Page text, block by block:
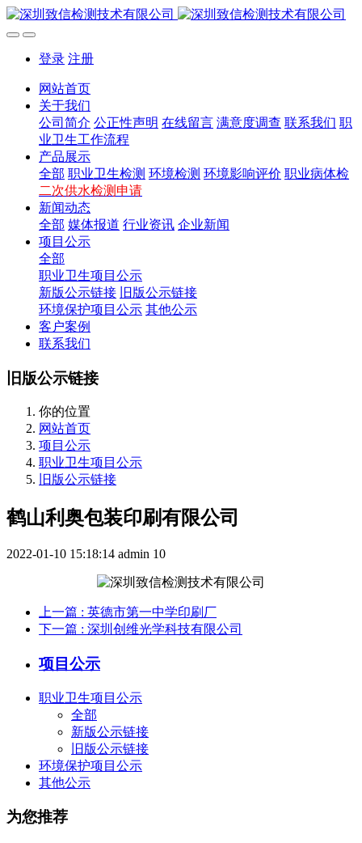
登录 注册
网站首页
关于我们
公司简介 公正性声明 在线留言 满意度调查 联系我们 职
业卫生工作流程
产品展示
全部 职业卫生检测 环境检测 环境影响评价 职业病体检
二次供水检测申请
新闻动态
全部 媒体报道 行业资讯 企业新闻
项目公示
全部
职业卫生项目公示
新版公示链接
旧版公示链接
环境保护项目公示 其他公示
客户案例
联系我们
旧版公示链接
你的位置
网站首页
项目公示
职业卫生项目公示
旧版公示链接
鹤山利奥包装印刷有限公司
2022-01-10 15:18:14 admin 10
上一篇 : 英德市第一中学印刷厂
下一篇 : 深圳创维光学科技有限公司
项目公示
职业卫生项目公示
全部
新版公示链接
旧版公示链接
环境保护项目公示
其他公示
为您推荐